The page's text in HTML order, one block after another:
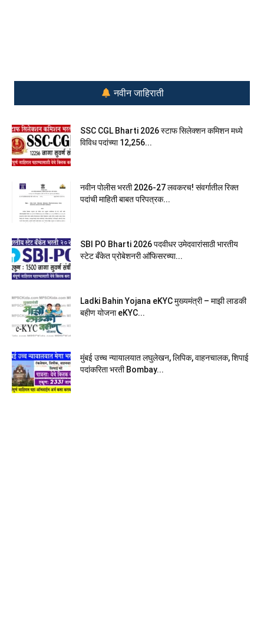
नवीन जाहिराती
SSC CGL Bharti 2026 स्टाफ सिलेक्शन कमिशन मध्ये
विविध पदांच्या 12,256...
नवीन पोलीस भरती 2026-27 लवकरच! संवर्गातील रिक्त
पदांची माहिती बाबत परिपत्रक...
SBI PO Bharti 2026 पदवीधर उमेदवारांसाठी भारतीय
स्टेट बँकेत प्रोबेशनरी आ‍ॅफिसरच्या...
Ladki Bahin Yojana eKYC मुख्यमंत्री – माझी लाडकी
बहीण योजना eKYC...
मुंबई उच्च न्यायालयात लघुलेखन, लिपिक, वाहनचालक, शिपाई
पदांकरिता भरती Bombay...